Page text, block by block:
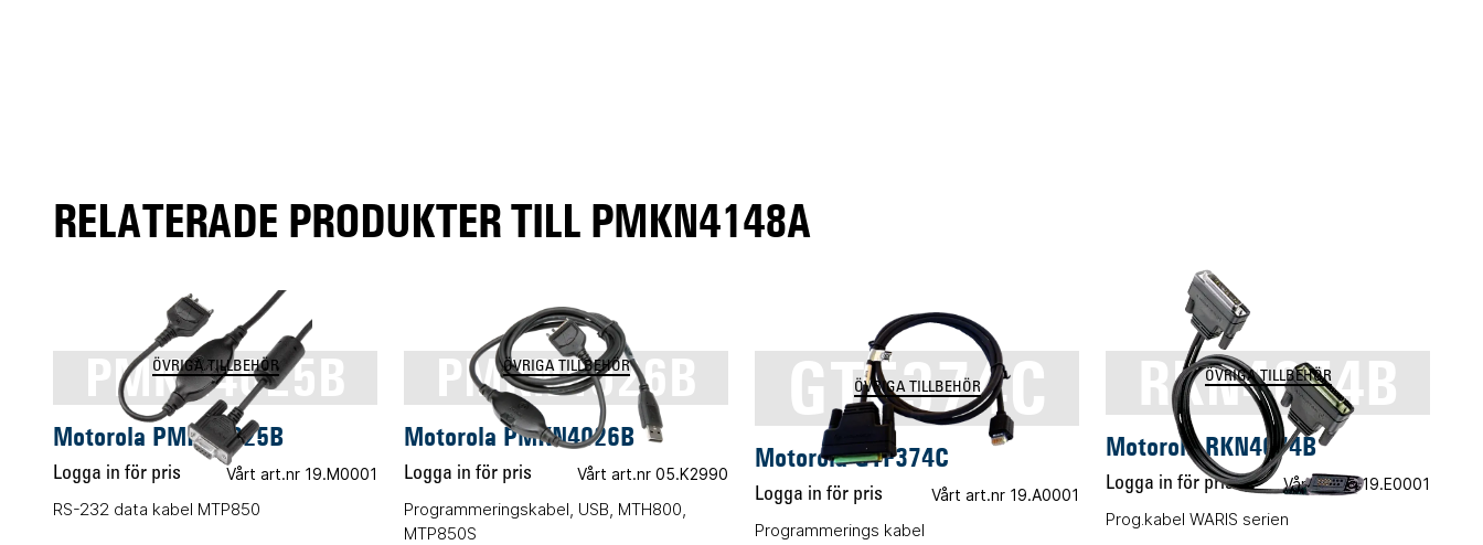
RELATERADE PRODUKTER TILL PMKN4148A
PMKN4025B
ÖVRIGA TILLBEHÖR
Motorola PMKN4025B
Logga in för pris Vårt art.nr 19.M0001
RS-232 data kabel MTP850
PMKN4026B
ÖVRIGA TILLBEHÖR
Motorola PMKN4026B
Logga in för pris Vårt art.nr 05.K2990
Programmeringskabel, USB, MTH800,
MTP850S
GTF374C
ÖVRIGA TILLBEHÖR
Motorola GTF374C
Logga in för pris Vårt art.nr 19.A0001
Programmerings kabel
RKN4074B
ÖVRIGA TILLBEHÖR
Motorola RKN4074B
Logga in för pris Vårt art.nr 19.E0001
Prog.kabel WARIS serien